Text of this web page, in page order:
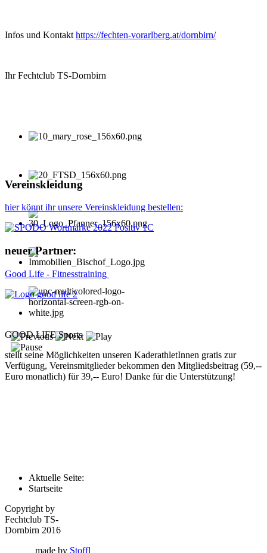
Infos und Kontakt https://fechten-vorarlberg.at/dornbirn/
Ihr Fechtclub TS-Dornbirn
Vereinskleidung
hier könnt ihr unsere Vereinskleidung bestellen:
neuer Partner:
Good Life - Fitnesstraining
GOOD LIFE Sports
stellt seine Möglichkeiten unseren KaderathletInnen gratis zur
Verfügung, Vereinsmitglieder bekommen den Mitgliedsbeitrag (59,--
Euro monatlich) für 39,-- Euro! Danke für die Unterstützung!
Aktuelle Seite:
Startseite
Copyright by
Fechtclub TS-
Dornbirn 2016
made by Stoffl